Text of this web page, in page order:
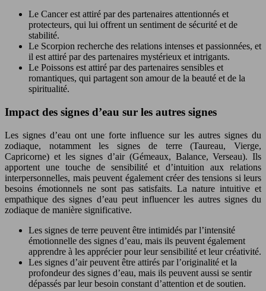
Le Cancer est attiré par des partenaires attentionnés et
protecteurs, qui lui offrent un sentiment de sécurité et de
stabilité.
Le Scorpion recherche des relations intenses et passionnées, et
il est attiré par des partenaires mystérieux et intrigants.
Le Poissons est attiré par des partenaires sensibles et
romantiques, qui partagent son amour de la beauté et de la
spiritualité.
Impact des signes d’eau sur les autres signes
Les signes d’eau ont une forte influence sur les autres signes du
zodiaque, notamment les signes de terre (Taureau, Vierge,
Capricorne) et les signes d’air (Gémeaux, Balance, Verseau). Ils
apportent une touche de sensibilité et d’intuition aux relations
interpersonnelles, mais peuvent également créer des tensions si leurs
besoins émotionnels ne sont pas satisfaits. La nature intuitive et
empathique des signes d’eau peut influencer les autres signes du
zodiaque de manière significative.
Les signes de terre peuvent être intimidés par l’intensité
émotionnelle des signes d’eau, mais ils peuvent également
apprendre à les apprécier pour leur sensibilité et leur créativité.
Les signes d’air peuvent être attirés par l’originalité et la
profondeur des signes d’eau, mais ils peuvent aussi se sentir
dépassés par leur besoin constant d’attention et de soutien.